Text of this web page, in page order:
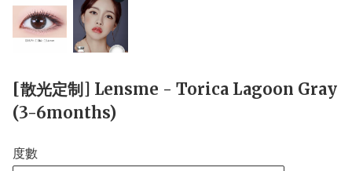
[散光定制] Lensme - Torica Lagoon Gray
(3-6months)
度數